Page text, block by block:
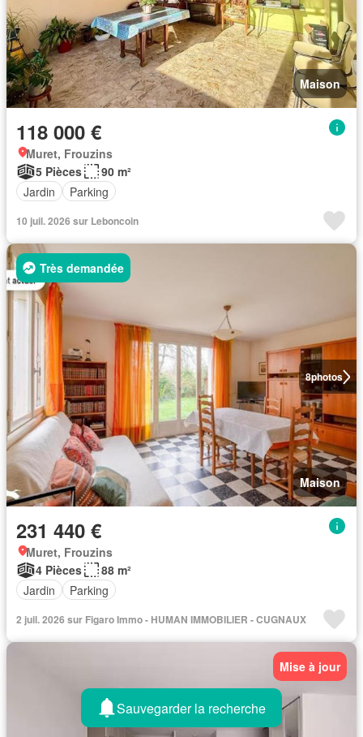
Maison
118 000 €
Muret, Frouzins
5 Pièces
90 m²
Jardin
Parking
10 juil. 2026 sur Leboncoin
8photos
Très demandée
Maison
231 440 €
Muret, Frouzins
4 Pièces
88 m²
Jardin
Parking
2 juil. 2026 sur Figaro Immo - HUMAN IMMOBILIER - CUGNAUX
Mise à jour
Sauvegarder la recherche